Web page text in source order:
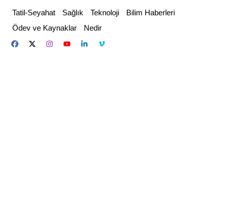
content
Tatil-Seyahat Sağlık Teknoloji
Bilim Haberleri
Ödev ve Kaynaklar
Nedir